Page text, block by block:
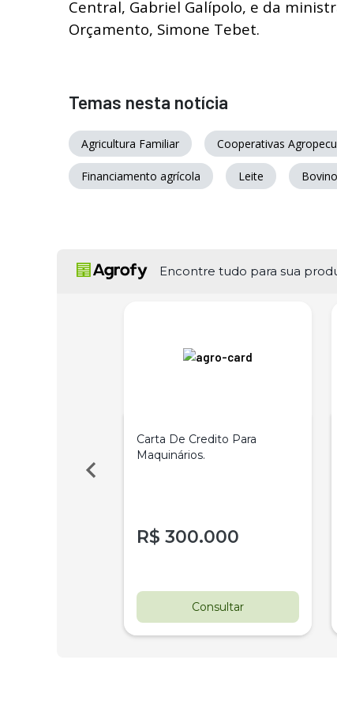
Central, Gabriel Galípolo, e da
Orçamento, Simone Tebet.
Temas nesta notícia
Agricultura Familiar Cooperativas
Financiamento agrícola Leite
Encontre tudo para sua
Carta De Credito Para
Maquinários.
R$ 300.000
Consultar